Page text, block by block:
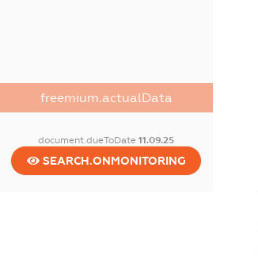
freemium.actualData
document.dueToDate11.09.25
SEARCH.ONMONITORING